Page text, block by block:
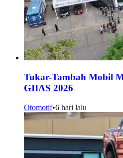
Tukar-Tambah Mobil
GIIAS 2026
Otomotif•6 hari lalu